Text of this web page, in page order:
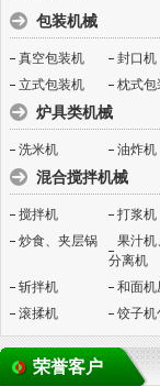
包装机械
真空包装机
封口机
立式包装机
枕式包
炉具类机械
洗米机 油炸机
混合搅拌机械
搅拌机
打浆机
炒食、夹层锅
果汁机
分离机
斩拌机
和面机
滚揉机
饺子机
荣誉客户